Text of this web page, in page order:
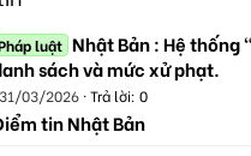
luật Nhật Bản : Hệ
sách và mức xử phạt.
31/03/2026 Trả lời: 0
tin Nhật Bản